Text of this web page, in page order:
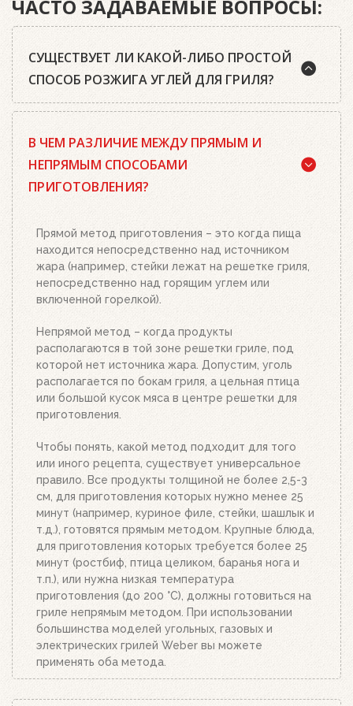
ЧАСТО ЗАДАВАЕМЫЕ ВОПРОСЫ:
СУЩЕСТВУЕТ ЛИ КАКОЙ-ЛИБО ПРОСТОЙ
СПОСОБ РОЗЖИГА УГЛЕЙ ДЛЯ ГРИЛЯ?
качественный древесный уголь или угольные
брикеты Weber, кубики для розжига, а также наш
необходимым количеством угля или брикетов,
решетку для угля и подожгите их. Сверху
поставьте заполненный углем или брикетами
стартер. Больше ничего делать не нужно.
Топливо разгорится полностью за 20-30 минут, в
зависимости от количества угля или брикетов.
Когда верхний уголь станет красным, а слой
брикетов покроется белым пеплом, высыпьте
уголь из стартера на решетку для угля. Жар
будет просто отличным!
В ЧЕМ РАЗЛИЧИЕ МЕЖДУ ПРЯМЫМ И
НЕПРЯМЫМ СПОСОБАМИ
ПРИГОТОВЛЕНИЯ?
Прямой метод приготовления – это когда пища
находится непосредственно над источником
жара (например, стейки лежат на решетке гриля,
непосредственно над горящим углем или
включенной горелкой).
Непрямой метод – когда продукты
располагаются в той зоне решетки гриле, под
которой нет источника жара. Допустим, уголь
располагается по бокам гриля, а цельная птица
или большой кусок мяса в центре решетки для
приготовления.
Чтобы понять, какой метод подходит для того
или иного рецепта, существует универсальное
правило. Все продукты толщиной не более 2,5-3
см, для приготовления которых нужно менее 25
минут (например, куриное филе, стейки, шашлык и
т.д.), готовятся прямым методом. Крупные блюда,
для приготовления которых требуется более 25
минут (ростбиф, птица целиком, баранья нога и
т.п.), или нужна низкая температура
приготовления (до 200 °C), должны готовиться на
гриле непрямым методом. При использовании
большинства моделей угольных, газовых и
электрических грилей Weber вы можете
применять оба метода.